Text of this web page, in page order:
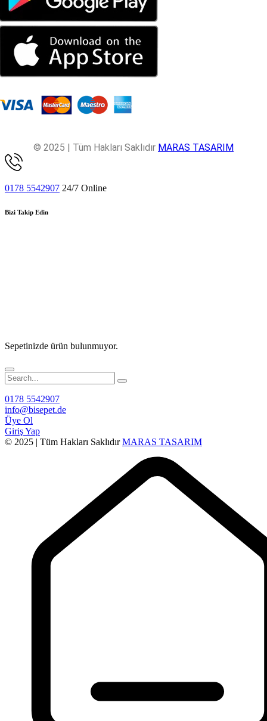
© 2025 | Tüm Hakları Saklıdır MARAS TASARIM
0178 5542907 24/7 Online
Bizi Takip Edin
Sepetinizde ürün bulunmuyor.
0178 5542907
info@bisepet.de
Üye Ol
Giriş Yap
© 2025 | Tüm Hakları SaklıdırMARAS TASARIM